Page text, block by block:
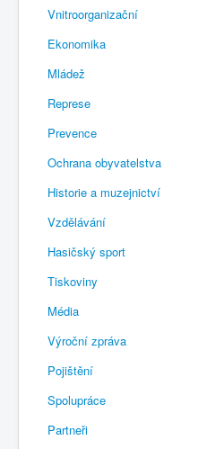
Vnitroorganizační
Ekonomika
Mládež
Represe
Prevence
Ochrana obyvatelstva
Historie a muzejnictví
Vzdělávání
Hasičský sport
Tiskoviny
Média
Výroční zpráva
Pojištění
Spolupráce
Partneři